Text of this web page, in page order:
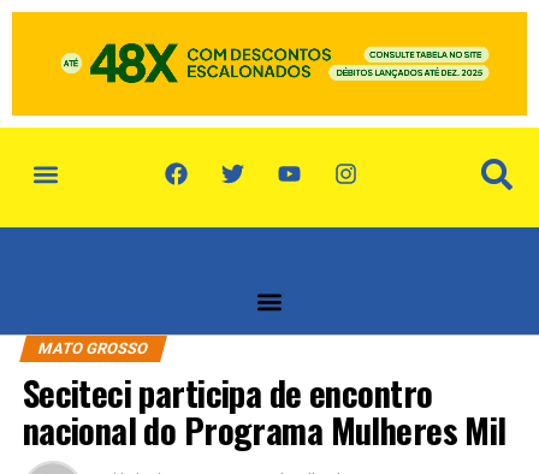
MATO GROSSO
Seciteci participa de encontro
nacional do Programa Mulheres Mil